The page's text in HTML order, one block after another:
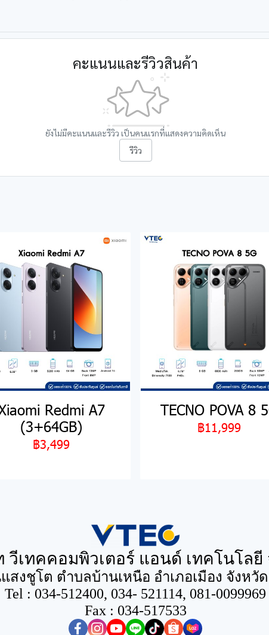
คะแนนและรีวิวสินค้า
ยังไม่มีคะแนนและรีวิว เป็นคนแรกที่แสดงความคิดเห็น
รีวิว
Redmi A7
(3+64GB)
฿3,499
TECNO POVA 8
฿11,999
วีเทคคอมพิวเตอร์ แอนด์ เทคโนโลยี
สงชูโต ตำบลบ้านเหนือ อำเภอเมือง จังหวั
Tel : 034-512400, 034- 521114, 081-0099969
Fax : 034-517533